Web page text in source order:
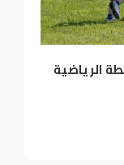
الرياضية